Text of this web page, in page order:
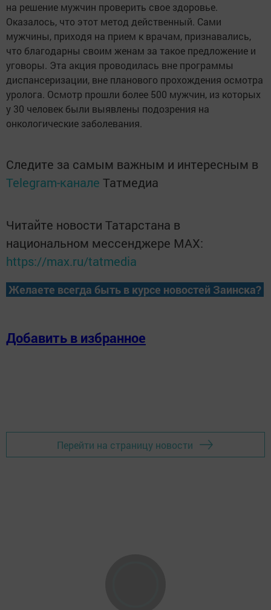
на решение мужчин проверить свое здоровье.
Оказалось, что этот метод действенный. Сами
мужчины, приходя на прием к врачам, признавались,
что благодарны своим женам за такое предложение и
уговоры. Эта акция проводилась вне программы
диспансеризации, вне планового прохождения осмотра
уролога. Осмотр прошли более 500 мужчин, из которых
у 30 человек были выявлены подозрения на
онкологические заболевания.
Следите за самым важным и интересным в
Telegram-канале Татмедиа
Читайте новости Татарстана в
национальном мессенджере MАХ:
https://max.ru/tatmedia
Желаете всегда быть в курсе новостей Заинска?
Добавить в избранное
Перейти на страницу новости